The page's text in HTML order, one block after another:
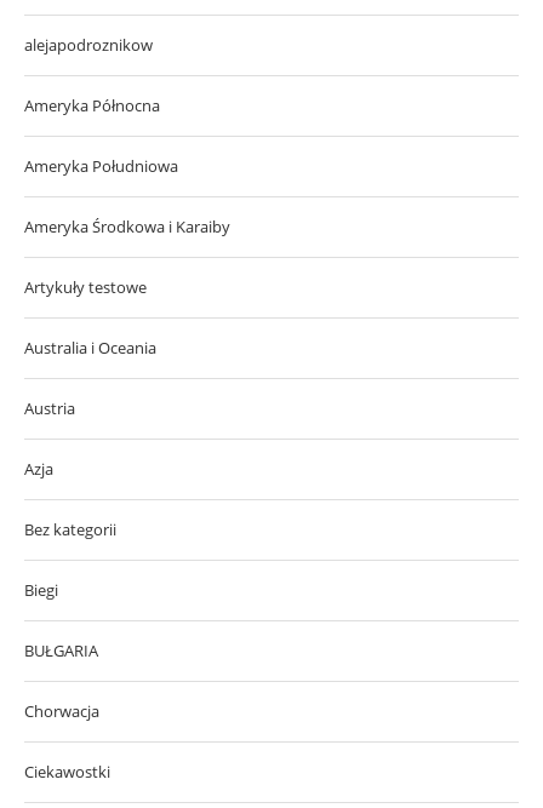
alejapodroznikow
Ameryka Północna
Ameryka Południowa
Ameryka Środkowa i Karaiby
Artykuły testowe
Australia i Oceania
Austria
Azja
Bez kategorii
Biegi
BUŁGARIA
Chorwacja
Ciekawostki